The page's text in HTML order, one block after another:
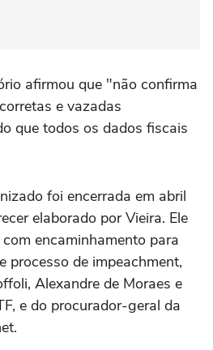
afirmou que "não confirma
e vazadas
que todos os dados fiscais
foi encerrada em abril
elaborado por Vieira. Ele
encaminhamento para
processo de impeachment,
Alexandre de Moraes e
e do procurador-geral da